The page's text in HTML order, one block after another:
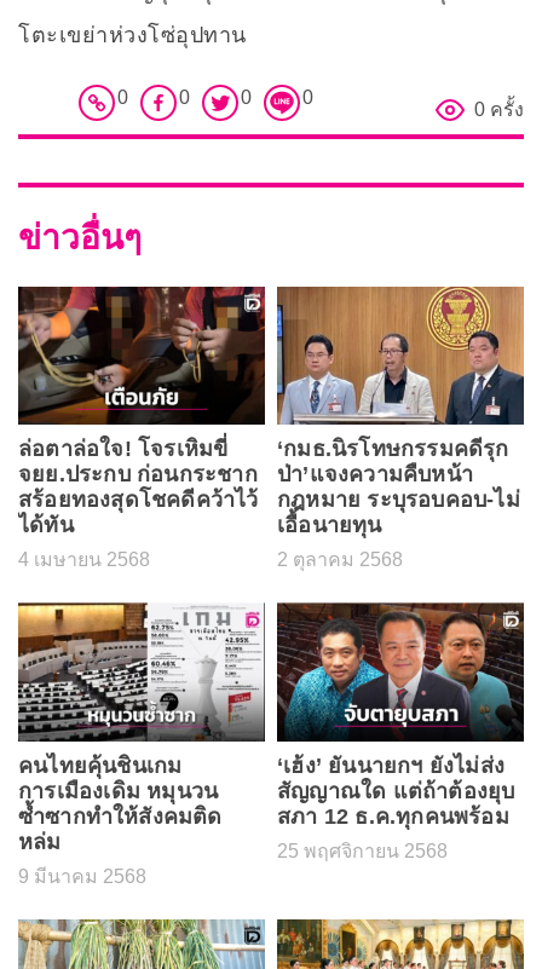
โตะเขย่าห่วงโซ่อุปทาน
0 0 0 0
0 ครั้ง
ข่าวอื่นๆ
ล่อตาล่อใจ! โจรเหิมขี่
จยย.ประกบ ก่อนกระชาก
สร้อยทองสุดโชคดีคว้าไว้
ได้ทัน
4 เมษายน 2568
‘กมธ.นิรโทษกรรมคดีรุก
ป่า’แจงความคืบหน้า
กฎหมาย ระบุรอบคอบ-ไม่
เอื้อนายทุน
2 ตุลาคม 2568
คนไทยคุ้นชินเกม
การเมืองเดิม หมุนวน
ซ้ำซากทำให้สังคมติด
หล่ม
9 มีนาคม 2568
‘เฮ้ง’ ยันนายกฯ ยังไม่ส่ง
สัญญาณใด แต่ถ้าต้องยุบ
สภา 12 ธ.ค.ทุกคนพร้อม
25 พฤศจิกายน 2568